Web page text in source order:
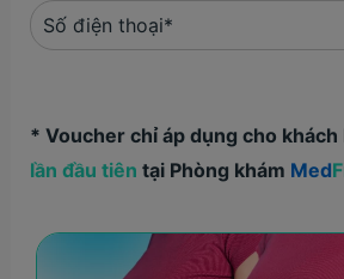
* Voucher chỉ áp dụng cho khách
lần đầu tiên tại Phòng khám Med